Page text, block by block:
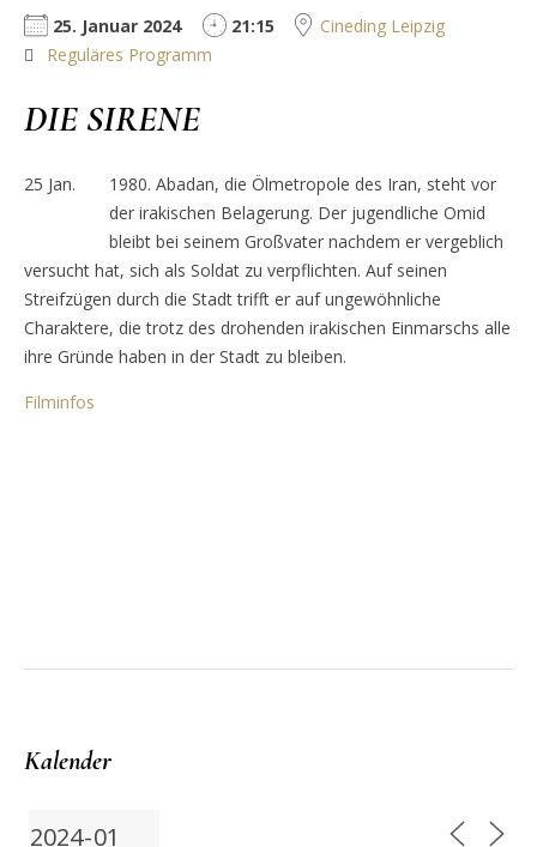
25. Januar 2024 21:15
Cineding Leipzig
Reguläres Programm
DIE SIRENE
25 Jan.
1980. Abadan, die Ölmetropole des Iran, steht vor
der irakischen Belagerung. Der jugendliche Omid
bleibt bei seinem Großvater nachdem er vergeblich
versucht hat, sich als Soldat zu verpflichten. Auf seinen
Streifzügen durch die Stadt trifft er auf ungewöhnliche
Charaktere, die trotz des drohenden irakischen Einmarschs alle
ihre Gründe haben in der Stadt zu bleiben.
Filminfos
Kalender